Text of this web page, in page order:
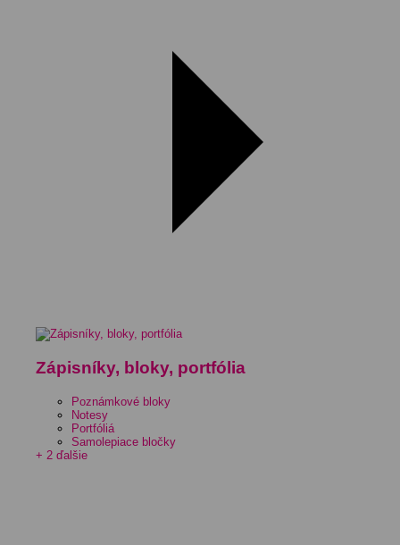
Zápisníky, bloky, portfólia
Poznámkové bloky
Notesy
Portfóliá
Samolepiace bločky
+ 2 ďalšie